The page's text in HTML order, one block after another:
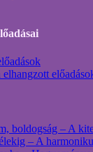
boldogság – A
– A